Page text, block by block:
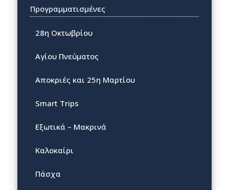
Προγραμματισμένες
28η Οκτωβρίου
Αγίου Πνεύματος
Αποκριές και 25η Μαρτίου
Smart Trips
Εξωτικά – Μακρινά
Καλοκαίρι
Πάσχα